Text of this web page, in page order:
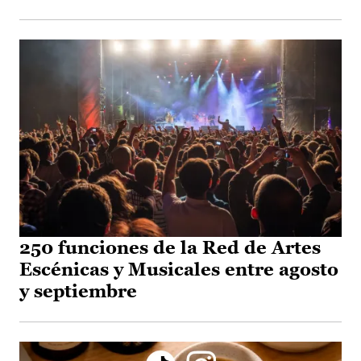
250 funciones de la Red de Artes
Escénicas y Musicales entre agosto
y septiembre